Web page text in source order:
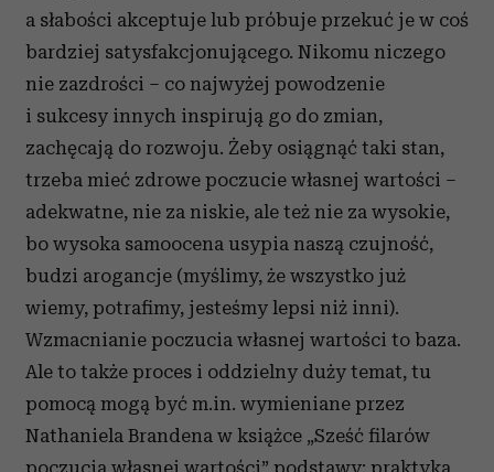
a słabości akceptuje lub próbuje przekuć je w coś
bardziej satysfakcjonującego. Nikomu niczego
nie zazdrości – co najwyżej powodzenie
i sukcesy innych inspirują go do zmian,
zachęcają do rozwoju. Żeby osiągnąć taki stan,
trzeba mieć zdrowe poczucie własnej wartości –
adekwatne, nie za niskie, ale też nie za wysokie,
bo wysoka samoocena usypia naszą czujność,
budzi arogancje (myślimy, że wszystko już
wiemy, potrafimy, jesteśmy lepsi niż inni).
Wzmacnianie poczucia własnej wartości to baza.
Ale to także proces i oddzielny duży temat, tu
pomocą mogą być m.in. wymieniane przez
Nathaniela Brandena w książce „Sześć filarów
poczucia własnej wartości” podstawy: praktyka